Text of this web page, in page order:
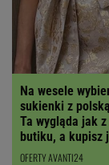
Na wesele
sukienki z
Ta wygląda jak
butiku, a kupisz
RABATEM
OFERTY AVANTI24